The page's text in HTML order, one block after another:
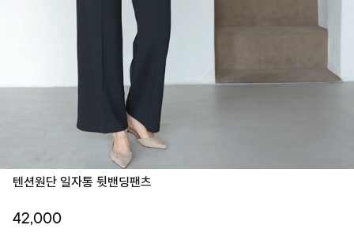
텐션원단 일자통 뒷밴딩팬츠
42,000